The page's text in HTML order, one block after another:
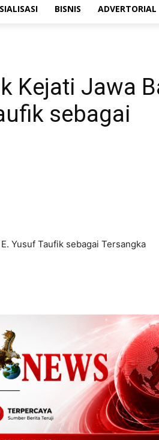
BISNIS ADVERTORIAL
Kejati Jawa
sebagai
Yusuf Taufik sebagai Tersangka